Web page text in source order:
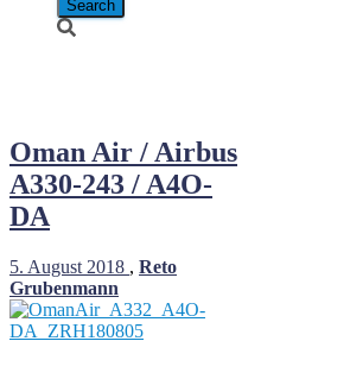
Oman Air / Airbus
A330-243 / A4O-
DA
5. August 2018 , Reto
Grubenmann